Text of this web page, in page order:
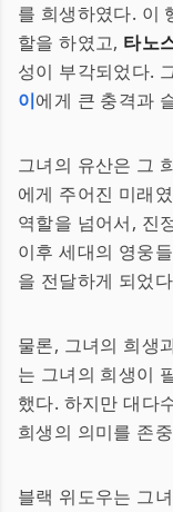
를 희생하였다. 이
할을 하였고, 타노
성이 부각되었다.
이에게 큰 충격과
그녀의 유산은 그
에게 주어진 미래
역할을 넘어서, 진
이후 세대의 영웅
을 전달하게 되었
물론, 그녀의 희생
는 그녀의 희생이
했다. 하지만 대다
희생의 의미를 존
블랙 위도우는 그